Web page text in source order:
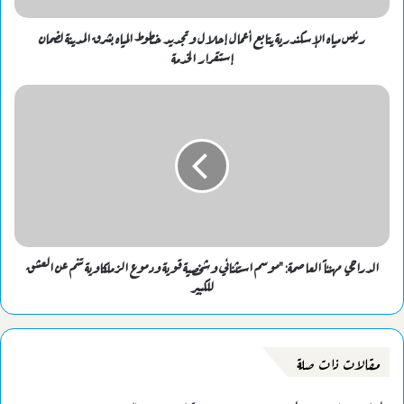
رئيس مياه الإسكندرية يتابع أعمال إحلال وتجديد خطوط المياه بشرق المدينة لضمان
إستقرار الخدمة
الدراجي مهنئاً العاصمة: "موسم استثنائي وشخصية قوية ودموع الزملكاوية تنم عن العشق
للكبير
مقالات ذات صلة